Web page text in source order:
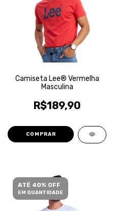
Camiseta Lee® Vermelha
Masculina
R$189,90
COMPRAR
ATÉ 40% OFF
EM QUANTIDADE